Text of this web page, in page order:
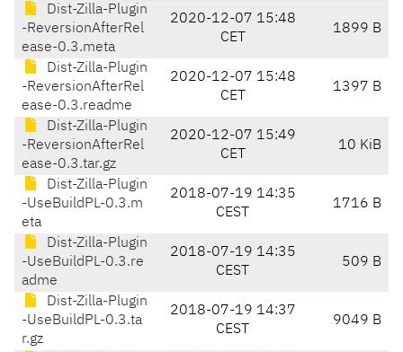
Dist-Zilla-Plugin
-ReversionAfterRel
ease-0.3.meta
2020-12-07 15:48
CET
1899 B
Dist-Zilla-Plugin
-ReversionAfterRel
ease-0.3.readme
2020-12-07 15:48
CET
1397 B
Dist-Zilla-Plugin
-ReversionAfterRel
ease-0.3.tar.gz
2020-12-07 15:49
CET
10 KiB
Dist-Zilla-Plugin
-UseBuildPL-0.3.m
eta
2018-07-19 14:35
CEST
1716 B
Dist-Zilla-Plugin
-UseBuildPL-0.3.re
adme
2018-07-19 14:35
CEST
509 B
Dist-Zilla-Plugin
-UseBuildPL-0.3.ta
r.gz
2018-07-19 14:37
CEST
9049 B